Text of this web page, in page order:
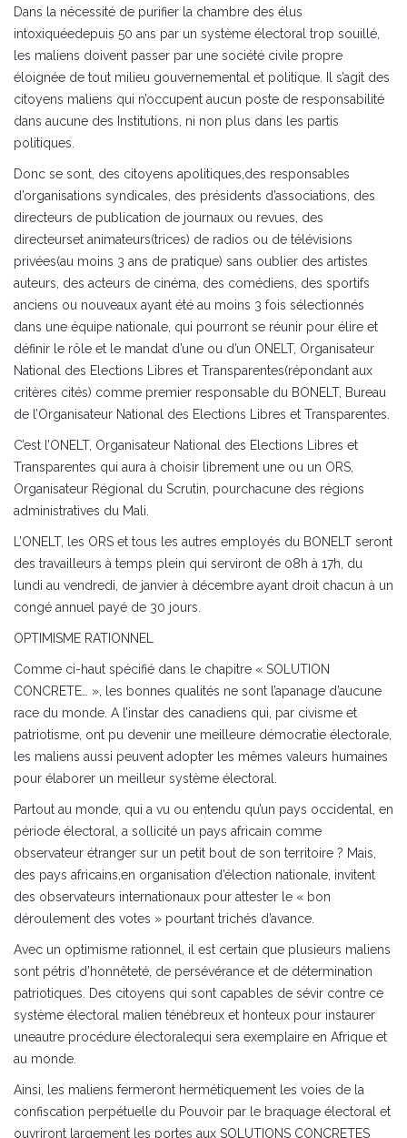
Dans la nécessité de purifier la chambre des élus
intoxiquéedepuis 50 ans par un système électoral trop souillé,
les maliens doivent passer par une société civile propre
éloignée de tout milieu gouvernemental et politique. Il s’agit des
citoyens maliens qui n’occupent aucun poste de responsabilité
dans aucune des Institutions, ni non plus dans les partis
politiques.
Donc se sont, des citoyens apolitiques,des responsables
d’organisations syndicales, des présidents d’associations, des
directeurs de publication de journaux ou revues, des
directeurset animateurs(trices) de radios ou de télévisions
privées(au moins 3 ans de pratique) sans oublier des artistes
auteurs, des acteurs de cinéma, des comédiens, des sportifs
anciens ou nouveaux ayant été au moins 3 fois sélectionnés
dans une équipe nationale, qui pourront se réunir pour élire et
définir le rôle et le mandat d’une ou d’un ONELT, Organisateur
National des Elections Libres et Transparentes(répondant aux
critères cités) comme premier responsable du BONELT, Bureau
de l’Organisateur National des Elections Libres et Transparentes.
C’est l’ONELT, Organisateur National des Elections Libres et
Transparentes qui aura à choisir librement une ou un ORS,
Organisateur Régional du Scrutin, pourchacune des régions
administratives du Mali.
L’ONELT, les ORS et tous les autres employés du BONELT seront
des travailleurs à temps plein qui serviront de 08h à 17h, du
lundi au vendredi, de janvier à décembre ayant droit chacun à un
congé annuel payé de 30 jours.
OPTIMISME RATIONNEL
Comme ci-haut spécifié dans le chapitre « SOLUTION
CONCRETE… », les bonnes qualités ne sont l’apanage d’aucune
race du monde. A l’instar des canadiens qui, par civisme et
patriotisme, ont pu devenir une meilleure démocratie électorale,
les maliens aussi peuvent adopter les mêmes valeurs humaines
pour élaborer un meilleur système électoral.
Partout au monde, qui a vu ou entendu qu’un pays occidental, en
période électoral, a sollicité un pays africain comme
observateur étranger sur un petit bout de son territoire ? Mais,
des pays africains,en organisation d’élection nationale, invitent
des observateurs internationaux pour attester le « bon
déroulement des votes » pourtant trichés d’avance.
Avec un optimisme rationnel, il est certain que plusieurs maliens
sont pétris d’honnêteté, de persévérance et de détermination
patriotiques. Des citoyens qui sont capables de sévir contre ce
système électoral malien ténébreux et honteux pour instaurer
uneautre procédure électoralequi sera exemplaire en Afrique et
au monde.
Ainsi, les maliens fermeront hermétiquement les voies de la
confiscation perpétuelle du Pouvoir par le braquage électoral et
ouvriront largement les portes aux SOLUTIONS CONCRETES